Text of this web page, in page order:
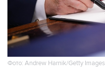
Фото: Andrew Harnik/Getty Images